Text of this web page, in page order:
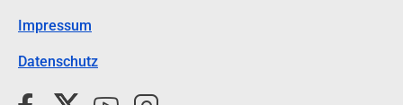
Impressum
Datenschutz